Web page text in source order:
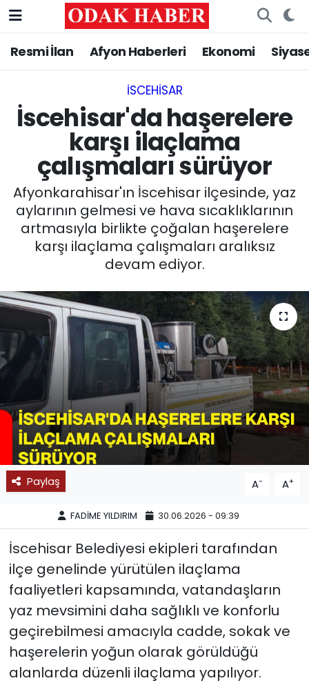
Resmi İlan Afyon Haberleri Ekonomi
İSCEHISAR
İscehisar'da haşerelere
karşı ilaçlama
çalışmaları sürüyor
Afyonkarahisar'ın İscehisar ilçesinde, yaz
aylarının gelmesi ve hava sıcaklıklarının
artmasıyla birlikte çoğalan haşerelere
karşı ilaçlama çalışmaları aralıksız
devam ediyor.
Paylaş A- A+
FADİME YILDIRIM 30.06.2026 - 09:39
İscehisar Belediyesi ekipleri tarafından
ilçe genelinde yürütülen ilaçlama
faaliyetleri kapsamında, vatandaşların
yaz mevsimini daha sağlıklı ve konforlu
geçirebilmesi amacıyla cadde, sokak ve
haşerelerin yoğun olarak görüldüğü
alanlarda düzenli ilaçlama yapılıyor.
AFYONKARAHİSAR HABERLERİ
ASAYİŞ
GÜNCEL
SİYASET
EĞİTİM
SAĞLIK
SPOR
11:11 MANŞET
Nöbetçi Eczaneler
Trafik Durumu
Süper Lig Puan Durumu ve Fikstür
Tüm Manşetler
Son Dakika Haberleri
Haber Arşivi